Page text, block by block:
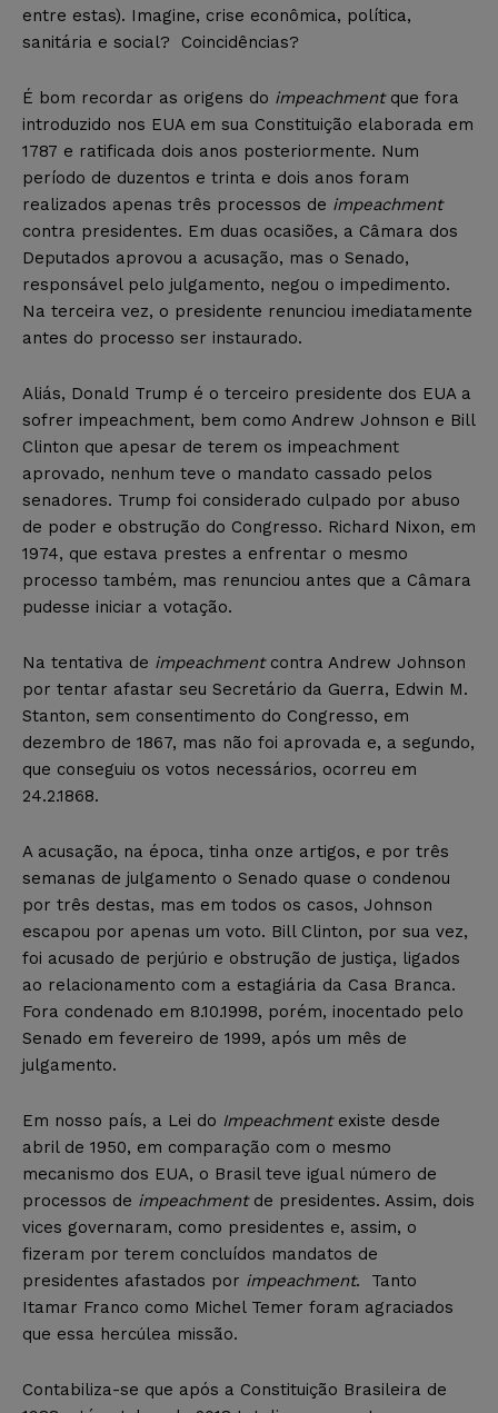
entre estas). Imagine, crise econômica, política,
sanitária e social? Coincidências?
É bom recordar as origens do impeachment que fora
introduzido nos EUA em sua Constituição elaborada em
1787 e ratificada dois anos posteriormente. Num
período de duzentos e trinta e dois anos foram
realizados apenas três processos de impeachment
contra presidentes. Em duas ocasiões, a Câmara dos
Deputados aprovou a acusação, mas o Senado,
responsável pelo julgamento, negou o impedimento.
Na terceira vez, o presidente renunciou imediatamente
antes do processo ser instaurado.
Aliás, Donald Trump é o terceiro presidente dos EUA a
sofrer impeachment, bem como Andrew Johnson e Bill
Clinton que apesar de terem os impeachment
aprovado, nenhum teve o mandato cassado pelos
senadores. Trump foi considerado culpado por abuso
de poder e obstrução do Congresso. Richard Nixon, em
1974, que estava prestes a enfrentar o mesmo
processo também, mas renunciou antes que a Câmara
pudesse iniciar a votação.
Na tentativa de impeachmentcontra Andrew Johnson
por tentar afastar seu Secretário da Guerra, Edwin M.
Stanton, sem consentimento do Congresso, em
dezembro de 1867, mas não foi aprovada e, a segundo,
que conseguiu os votos necessários, ocorreu em
24.2.1868.
A acusação, na época, tinha onze artigos, e por três
semanas de julgamento o Senado quase o condenou
por três destas, mas em todos os casos, Johnson
escapou por apenas um voto. Bill Clinton, por sua vez,
foi acusado de perjúrio e obstrução de justiça, ligados
ao relacionamento com a estagiária da Casa Branca.
Fora condenado em 8.10.1998, porém, inocentado pelo
Senado em fevereiro de 1999, após um mês de
julgamento.
Em nosso país, a Lei do Impeachment existe desde
abril de 1950, em comparação com o mesmo
mecanismo dos EUA, o Brasil teve igual número de
processos de impeachment de presidentes. Assim, dois
vices governaram, como presidentes e, assim, o
fizeram por terem concluídos mandatos de
presidentes afastados por impeachment. Tanto
Itamar Franco como Michel Temer foram agraciados
que essa hercúlea missão.
Contabiliza-se que após a Constituição Brasileira de